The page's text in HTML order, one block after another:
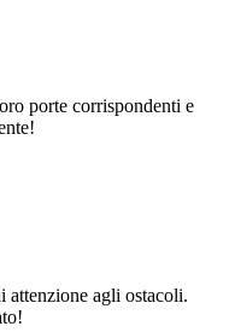
porte corrispondenti e
attenzione agli ostacoli.